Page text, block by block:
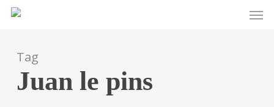
Skip
content
Menu
Tag
Juan le pins